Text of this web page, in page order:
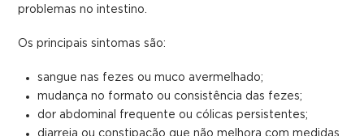
problemas no intestino.
Os principais sintomas são:
sangue nas fezes ou muco avermelhado;
mudança no formato ou consistência das fezes;
dor abdominal frequente ou cólicas persistentes;
diarreia ou constipação que não melhora com medidas